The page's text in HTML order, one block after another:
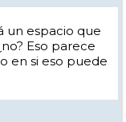
un espacio que
Eso parece
en si eso puede